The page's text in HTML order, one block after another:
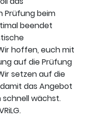
Prüfung beim
beendet
hoffen, euch mit
auf die Prüfung
setzen auf die
das Angebot
schnell wächst.